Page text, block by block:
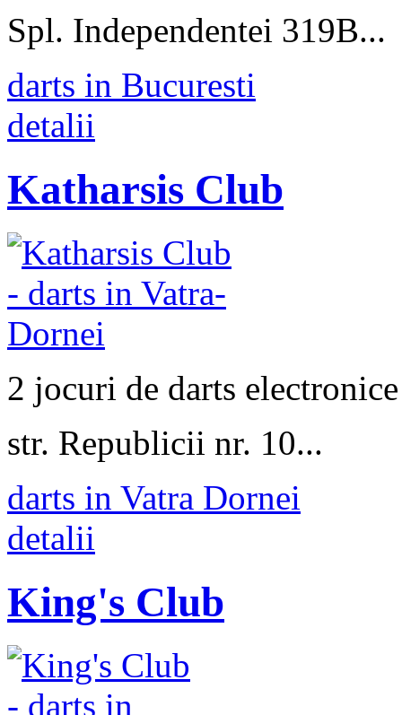
Spl. Independentei 319B...
darts in Bucuresti
detalii
Katharsis Club
2 jocuri de darts
str. Republicii nr. 10...
darts in Vatra Dornei
detalii
King's Club